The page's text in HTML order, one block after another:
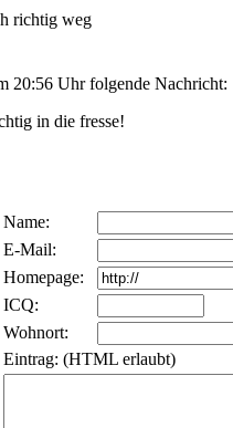
richtig weg
20:56 Uhr folgende Nachricht:
in die fresse!
Name:
E-Mail:
Homepage:
ICQ:
Wohnort:
Eintrag: (HTML erlaubt)